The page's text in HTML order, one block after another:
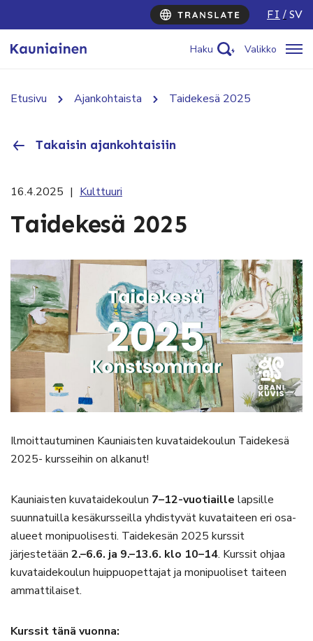
FI SV
Haku Valikko
Etusivu Ajankohtaista Taidekesä 2025
Takaisin ajankohtaisiin
16.4.2025 | Kulttuuri
Taidekesä 2025
Ilmoittautuminen Kauniaisten kuvataidekoulun Taidekesä
2025- kursseihin on alkanut!
Kauniaisten kuvataidekoulun 7–12-vuotiaille lapsille
suunnatuilla kesäkursseilla yhdistyvät kuvataiteen eri osa-
alueet monipuolisesti. Taidekesän 2025 kurssit
järjestetään 2.–6.6. ja 9.–13.6. klo 10–14. Kurssit ohjaa
kuvataidekoulun huippuopettajat ja monipuoliset taiteen
ammattilaiset.
Kurssit tänä vuonna: